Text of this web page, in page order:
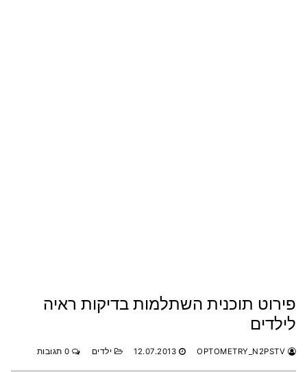
פירוט תוכנית השתלמות בדיקות ראיה
לילדים
12.07.2013 ילדים